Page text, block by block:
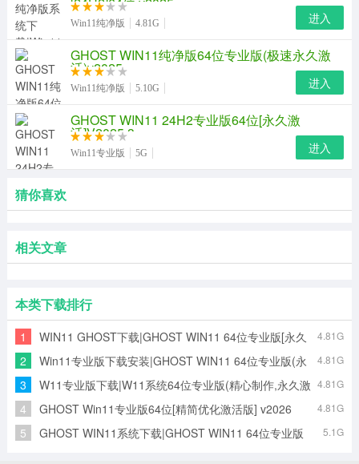
Win11纯净版 4.81G 进入
GHOST WIN11纯净版64位专业版(极速永久激
活)v2025
Win11纯净版 5.10G 进入
GHOST WIN11 24H2专业版64位[永久激
活]V2025.3
Win11专业版 5G 进入
猜你喜欢
相关文章
本类下载排行
1
WIN11 GHOST下载|GHOST WIN11 64位专业版[永久
激活,精心打磨]v2026
4.81G
2
Win11专业版下载安装|GHOST WIN11 64位专业版(永
久激活)v2026
4.81G
3
W11专业版下载|W11系统64位专业版(精心制作,永久激
活)v2026
4.81G
4 GHOST Win11专业版64位[精简优化激活版] v2026 4.81G
5
GHOST WIN11系统下载|GHOST WIN11 64位专业版
5.1G